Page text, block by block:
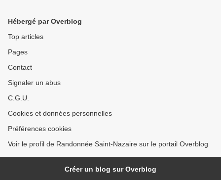
Hébergé par Overblog
Top articles
Pages
Contact
Signaler un abus
C.G.U.
Cookies et données personnelles
Préférences cookies
Voir le profil de Randonnée Saint-Nazaire sur le portail Overblog
Créer un blog sur Overblog